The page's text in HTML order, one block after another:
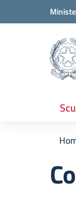
Vai ai contenuti
Vai al menu di
scuola